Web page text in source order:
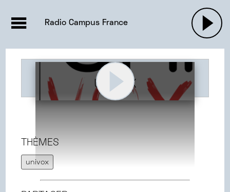
ACTUALITÉS
EMISSIONS |
PODCASTS
Radio Campus France
UNIVOX
THÈMES
univox